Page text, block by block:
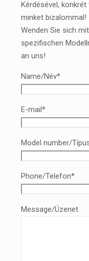
Kérdésével,
minket bizalommal!
Wenden Sie sich
spezifischen
an uns!
Name/Név*
E-mail*
Model number/
Phone/Telefon*
Message/Üzenet